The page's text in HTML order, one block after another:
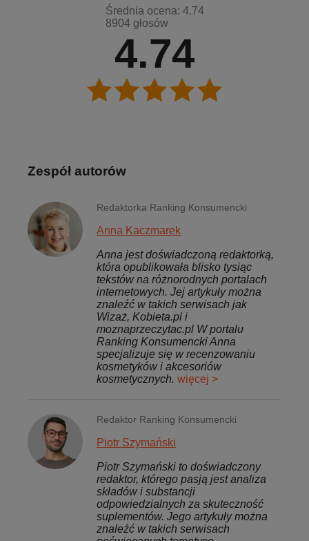
4.74
Średnia ocena: 4.74
8904 głosów
Zespół autorów
Redaktorka Ranking Konsumencki
Anna Kaczmarek
Anna jest doświadczoną redaktorką,
która opublikowała blisko tysiąc
tekstów na różnorodnych portalach
internetowych. Jej artykuły można
znaleźć w takich serwisach jak
Wizaż, Kobieta.pl i
moznaprzeczytac.pl W portalu
Ranking Konsumencki Anna
specjalizuje się w recenzowaniu
kosmetyków i akcesoriów
kosmetycznych. więcej >
Redaktor Ranking Konsumencki
Piotr Szymański
Piotr Szymański to doświadczony
redaktor, którego pasją jest analiza
składów i substancji
odpowiedzialnych za skuteczność
suplementów. Jego artykuły można
znaleźć w takich serwisach